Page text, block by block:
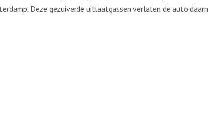
Deze gezuiverde uitlaatgassen verlaten de auto